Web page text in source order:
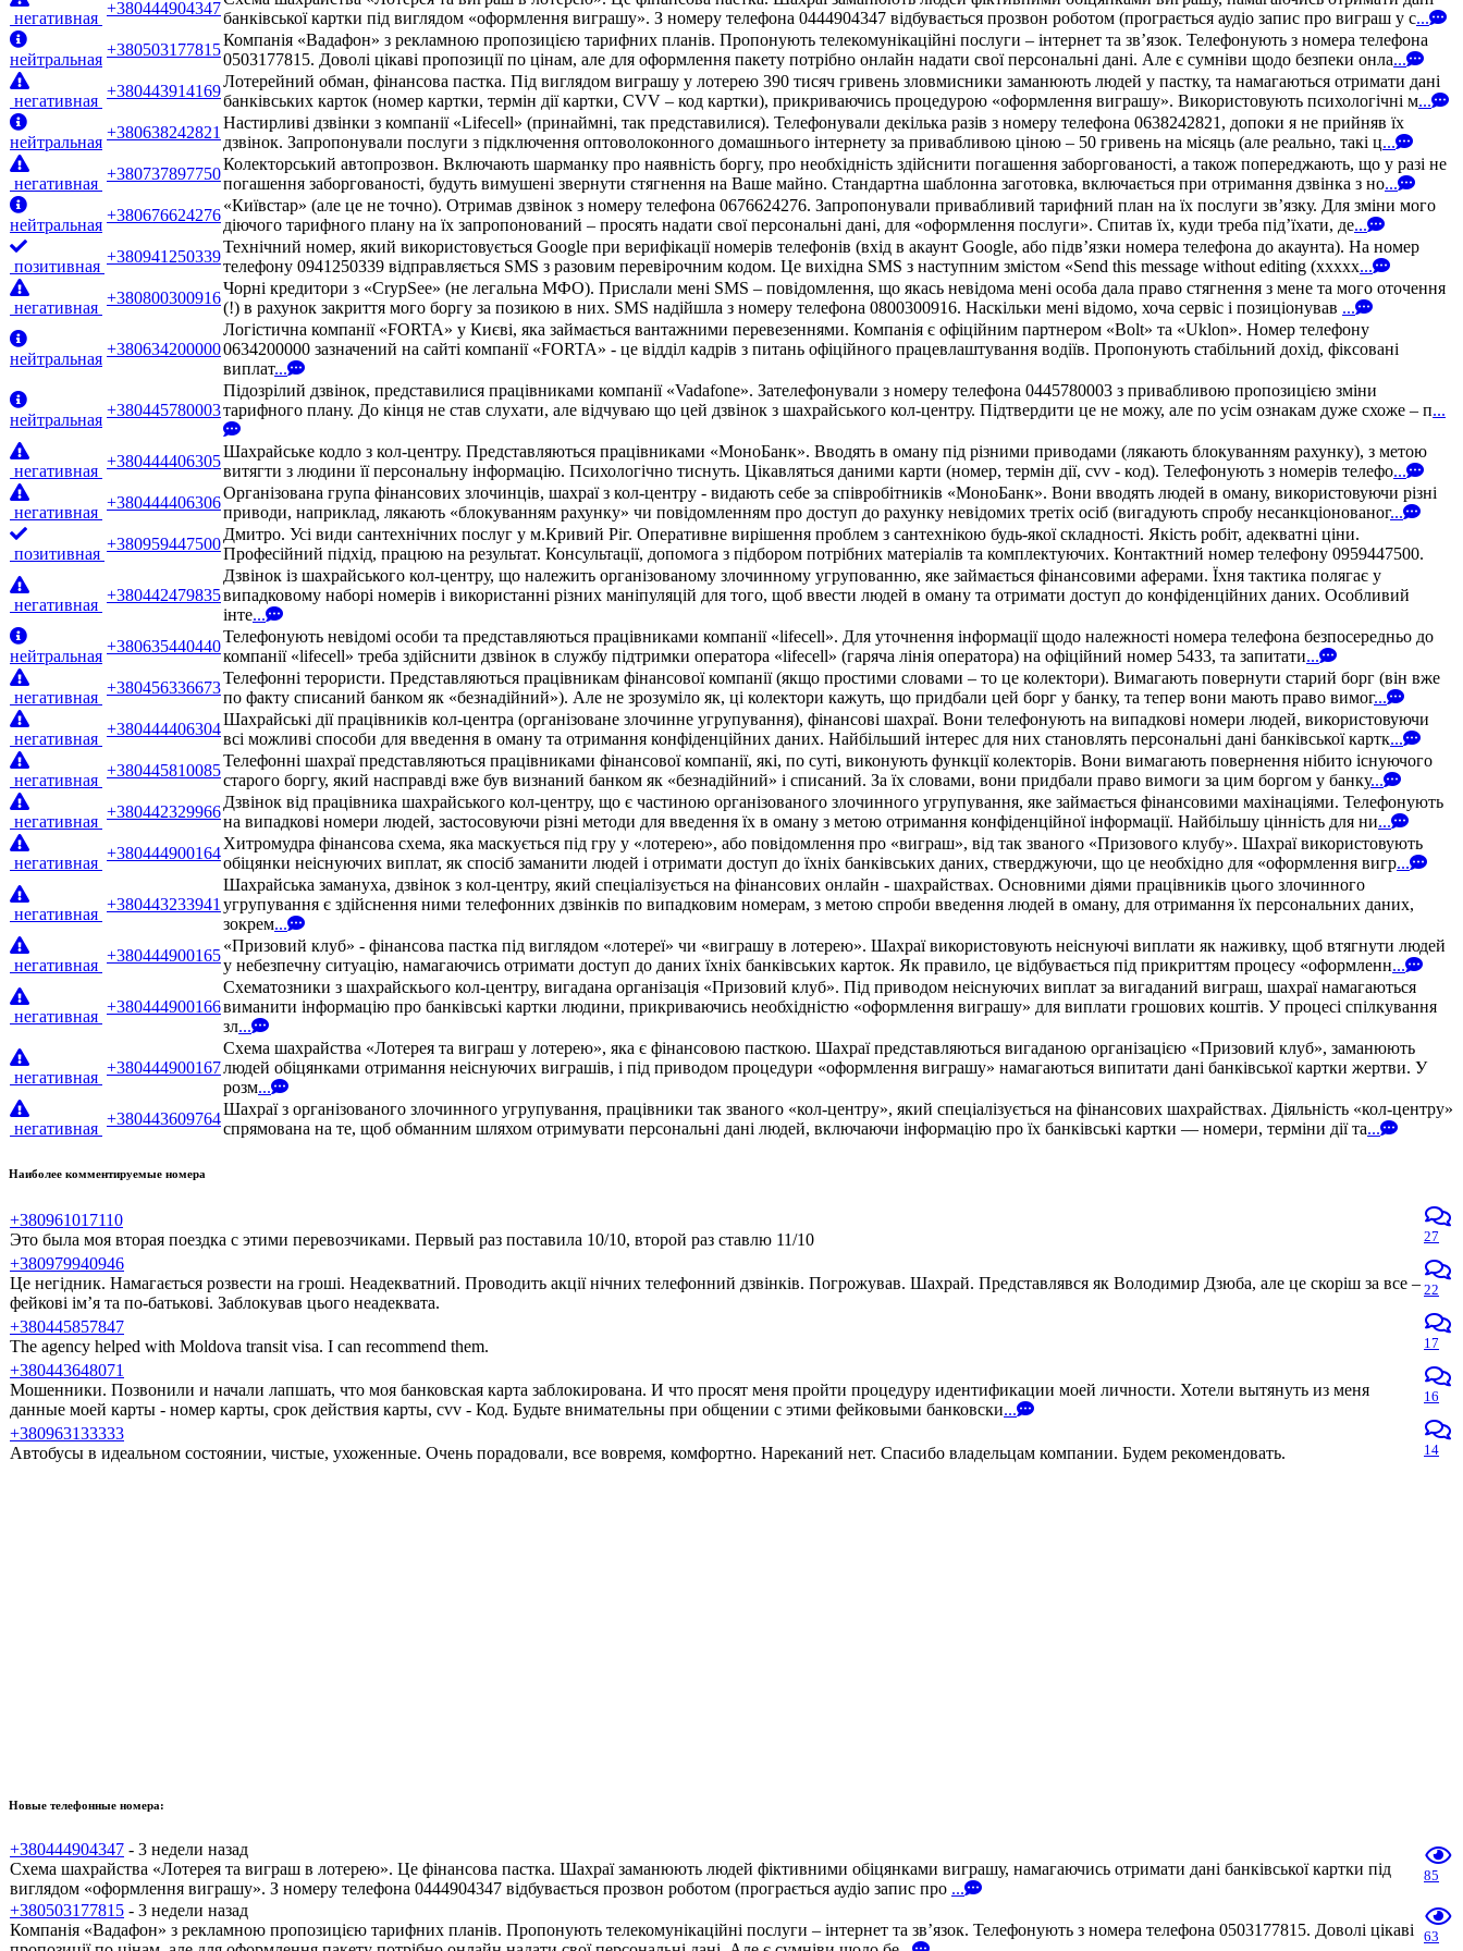
негативная
+380444904347
банківської картки під виглядом «оформлення виграшу». З номеру телефона 0444904347 відбувається прозвон роботом (програється аудіо запис про виграш у с...
нейтральная
+380503177815
Компанія «Вадафон» з рекламною пропозицією тарифних планів. Пропонують телекомунікаційні послуги – інтернет та зв’язок. Телефонують з номера телефона
0503177815. Доволі цікаві пропозиції по цінам, але для оформлення пакету потрібно онлайн надати свої персональні дані. Але є сумніви щодо безпеки онла...
негативная
+380443914169
Лотерейний обман, фінансова пастка. Під виглядом виграшу у лотерею 390 тисяч гривень зловмисники заманюють людей у пастку, та намагаються отримати дані
банківських карток (номер картки, термін дії картки, CVV – код картки), прикриваючись процедурою «оформлення виграшу». Використовують психологічні м...
нейтральная
+380638242821
Настирливі дзвінки з компанії «Lifecell» (принаймні, так представилися). Телефонували декілька разів з номеру телефона 0638242821, допоки я не прийняв їх
дзвінок. Запропонували послуги з підключення оптоволоконного домашнього інтернету за привабливою ціною – 50 гривень на місяць (але реально, такі ц...
негативная
+380737897750
Колекторський автопрозвон. Включають шарманку про наявність боргу, про необхідність здійснити погашення заборгованості, а також попереджають, що у разі не
погашення заборгованості, будуть вимушені звернути стягнення на Ваше майно. Стандартна шаблонна заготовка, включається при отримання дзвінка з но...
нейтральная
+380676624276
«Київстар» (але це не точно). Отримав дзвінок з номеру телефона 0676624276. Запропонували привабливий тарифний план на їх послуги зв’язку. Для зміни мого
діючого тарифного плану на їх запропонований – просять надати свої персональні дані, для «оформлення послуги». Спитав їх, куди треба під’їхати, де...
позитивная
+380941250339
Технічний номер, який використовується Google при верифікації номерів телефонів (вхід в акаунт Google, або підв’язки номера телефона до акаунта). На номер
телефону 0941250339 відправляється SMS з разовим перевірочним кодом. Це вихідна SMS з наступним змістом «Send this message without editing (xxxxx...
негативная
+380800300916
Чорні кредитори з «CrypSee» (не легальна МФО). Прислали мені SMS – повідомлення, що якась невідома мені особа дала право стягнення з мене та мого оточення
(!) в рахунок закриття мого боргу за позикою в них. SMS надійшла з номеру телефона 0800300916. Наскільки мені відомо, хоча сервіс і позиціонував ...
нейтральная
+380634200000
Логістична компанії «FORTA» у Києві, яка займається вантажними перевезеннями. Компанія є офіційним партнером «Bolt» та «Uklon». Номер телефону
0634200000 зазначений на сайті компанії «FORTA» - це відділ кадрів з питань офіційного працевлаштування водіїв. Пропонують стабільний дохід, фіксовані
виплат...
нейтральная
+380445780003
Підозрілий дзвінок, представилися працівниками компанії «Vadafone». Зателефонували з номеру телефона 0445780003 з привабливою пропозицією зміни
тарифного плану. До кінця не став слухати, але відчуваю що цей дзвінок з шахрайського кол-центру. Підтвердити це не можу, але по усім ознакам дуже схоже – п...
негативная
+380444406305
Шахрайське кодло з кол-центру. Представляються працівниками «МоноБанк». Вводять в оману під різними приводами (лякають блокуванням рахунку), з метою
витягти з людини її персональну інформацію. Психологічно тиснуть. Цікавляться даними карти (номер, термін дії, cvv - код). Телефонують з номерів телефо...
негативная
+380444406306
Організована група фінансових злочинців, шахраї з кол-центру - видають себе за співробітників «МоноБанк». Вони вводять людей в оману, використовуючи різні
приводи, наприклад, лякають «блокуванням рахунку» чи повідомленням про доступ до рахунку невідомих третіх осіб (вигадують спробу несанкціонованог...
позитивная
+380959447500
Дмитро. Усі види сантехнічних послуг у м.Кривий Ріг. Оперативне вирішення проблем з сантехнікою будь-якої складності. Якість робіт, адекватні ціни.
Професійний підхід, працюю на результат. Консультації, допомога з підбором потрібних матеріалів та комплектуючих. Контактний номер телефону 0959447500.
негативная
+380442479835
Дзвінок із шахрайського кол-центру, що належить організованому злочинному угрупованню, яке займається фінансовими аферами. Їхня тактика полягає у
випадковому наборі номерів і використанні різних маніпуляцій для того, щоб ввести людей в оману та отримати доступ до конфіденційних даних. Особливий
інте...
нейтральная
+380635440440
Телефонують невідомі особи та представляються працівниками компанії «lifecell». Для уточнення інформації щодо належності номера телефона безпосередньо до
компанії «lifecell» треба здійснити дзвінок в службу підтримки оператора «lifecell» (гаряча лінія оператора) на офіційний номер 5433, та запитати...
негативная
+380456336673
Телефонні терористи. Представляються працівникам фінансової компанії (якщо простими словами – то це колектори). Вимагають повернути старий борг (він вже
по факту списаний банком як «безнадійний»). Але не зрозуміло як, ці колектори кажуть, що придбали цей борг у банку, та тепер вони мають право вимог...
негативная
+380444406304
Шахрайські дії працівників кол-центра (організоване злочинне угрупування), фінансові шахраї. Вони телефонують на випадкові номери людей, використовуючи
всі можливі способи для введення в оману та отримання конфіденційних даних. Найбільший інтерес для них становлять персональні дані банківської картк...
негативная
+380445810085
Телефонні шахраї представляються працівниками фінансової компанії, які, по суті, виконують функції колекторів. Вони вимагають повернення нібито існуючого
старого боргу, який насправді вже був визнаний банком як «безнадійний» і списаний. За їх словами, вони придбали право вимоги за цим боргом у банку...
негативная
+380442329966
Дзвінок від працівника шахрайського кол-центру, що є частиною організованого злочинного угрупування, яке займається фінансовими махінаціями. Телефонують
на випадкові номери людей, застосовуючи різні методи для введення їх в оману з метою отримання конфіденційної інформації. Найбільшу цінність для ни...
негативная
+380444900164
Хитромудра фінансова схема, яка маскується під гру у «лотерею», або повідомлення про «виграш», від так званого «Призового клубу». Шахраї використовують
обіцянки неіснуючих виплат, як спосіб заманити людей і отримати доступ до їхніх банківських даних, стверджуючи, що це необхідно для «оформлення вигр...
негативная
+380443233941
Шахрайська замануха, дзвінок з кол-центру, який спеціалізується на фінансових онлайн - шахрайствах. Основними діями працівників цього злочинного
угрупування є здійснення ними телефонних дзвінків по випадковим номерам, з метою спроби введення людей в оману, для отримання їх персональних даних,
зокрем...
негативная
+380444900165
«Призовий клуб» - фінансова пастка під виглядом «лотереї» чи «виграшу в лотерею». Шахраї використовують неіснуючі виплати як наживку, щоб втягнути людей
у небезпечну ситуацію, намагаючись отримати доступ до даних їхніх банківських карток. Як правило, це відбувається під прикриттям процесу «оформленн...
негативная
+380444900166
Схематозники з шахрайскього кол-центру, вигадана організація «Призовий клуб». Під приводом неіснуючих виплат за вигаданий виграш, шахраї намагаються
виманити інформацію про банківські картки людини, прикриваючись необхідністю «оформлення виграшу» для виплати грошових коштів. У процесі спілкування
зл...
негативная
+380444900167
Схема шахрайства «Лотерея та виграш у лотерею», яка є фінансовою пасткою. Шахраї представляються вигаданою організацією «Призовий клуб», заманюють
людей обіцянками отримання неіснуючих виграшів, і під приводом процедури «оформлення виграшу» намагаються випитати дані банківської картки жертви. У
розм...
негативная
+380443609764
Шахраї з організованого злочинного угрупування, працівники так званого «кол-центру», який спеціалізується на фінансових шахрайствах. Діяльність «кол-центру»
спрямована на те, щоб обманним шляхом отримувати персональні дані людей, включаючи інформацію про їх банківські картки — номери, терміни дії та...
Наиболее комментируемые номера
+380961017110
Это была моя вторая поездка с этими перевозчиками. Первый раз поставила 10/10, второй раз ставлю 11/10
27
+380979940946
Це негідник. Намагається розвести на гроші. Неадекватний. Проводить акції нічних телефонний дзвінків. Погрожував. Шахрай. Представлявся як Володимир Дзюба, але це скоріш за все –
фейкові ім’я та по-батькові. Заблокував цього неадеквата.
22
+380445857847
The agency helped with Moldova transit visa. I can recommend them.
17
+380443648071
Мошенники. Позвонили и начали лапшать, что моя банковская карта заблокирована. И что просят меня пройти процедуру идентификации моей личности. Хотели вытянуть из меня
данные моей карты - номер карты, срок действия карты, cvv - Код. Будьте внимательны при общении с этими фейковыми банковски...
16
+380963133333
Автобусы в идеальном состоянии, чистые, ухоженные. Очень порадовали, все вовремя, комфортно. Нареканий нет. Спасибо владельцам компании. Будем рекомендовать.
14
Новые телефонные номера:
+380444904347 - 3 недели назад
Схема шахрайства «Лотерея та виграш в лотерею». Це фінансова пастка. Шахраї заманюють людей фіктивними обіцянками виграшу, намагаючись отримати дані банківської картки під
виглядом «оформлення виграшу». З номеру телефона 0444904347 відбувається прозвон роботом (програється аудіо запис про ...
85
+380503177815 - 3 недели назад
Компанія «Вадафон» з рекламною пропозицією тарифних планів. Пропонують телекомунікаційні послуги – інтернет та зв’язок. Телефонують з номера телефона 0503177815. Доволі цікаві
63